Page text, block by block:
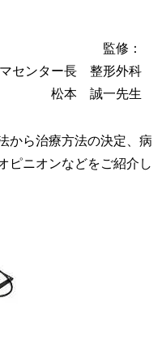
監修：
センター長 整形外科
松本 誠一先生
から治療方法の決定、病
ピニオンなどをご紹介し